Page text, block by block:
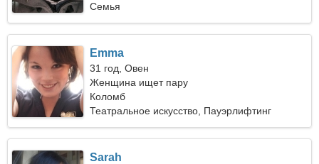
Семья
Emma
31 год, Овен
Женщина ищет пару
Коломб
Театральное искусство, Пауэрлифтинг
Sarah